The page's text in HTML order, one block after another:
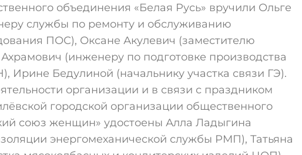
объединения «Белая Русь» вручили Ольге
службы по ремонту и обслуживанию
ПОС), Оксане Акулевич (заместителю
(инженеру по подготовке производства
Бедулиной (начальнику участка связи ГЭ).
организации и в связи с праздником
городской организации общественного
союз женщин» удостоены Алла Ладыгина
энергомеханической службы РМП), Татьяна